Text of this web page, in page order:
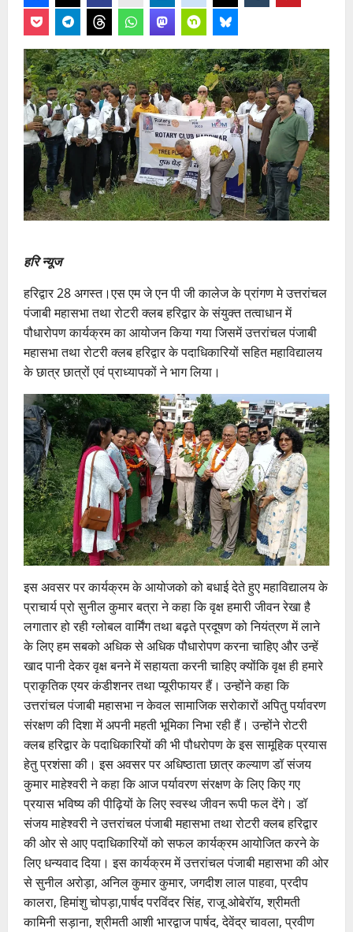
हरि न्यूज
हरिद्वार 28 अगस्त।एस एम जे एन पी जी कालेज के प्रांगण मे उत्तरांचल
पंजाबी महासभा तथा रोटरी क्लब हरिद्वार के संयुक्त तत्वाधान में
पौधारोपण कार्यक्रम का आयोजन किया गया जिसमें उत्तरांचल पंजाबी
महासभा तथा रोटरी क्लब हरिद्वार के पदाधिकारियों सहित महाविद्यालय
के छात्र छात्रों एवं प्राध्यापकों ने भाग लिया।
इस अवसर पर कार्यक्रम के आयोजको को बधाई देते हुए महाविद्यालय के
प्राचार्य प्रो सुनील कुमार बत्रा ने कहा कि वृक्ष हमारी जीवन रेखा है
लगातार हो रही ग्लोबल वार्मिंग तथा बढ़ते प्रदूषण को नियंत्रण में लाने
के लिए हम सबको अधिक से अधिक पौधारोपण करना चाहिए और उन्हें
खाद पानी देकर वृक्ष बनने में सहायता करनी चाहिए क्योंकि वृक्ष ही हमारे
प्राकृतिक एयर कंडीशनर तथा प्यूरीफायर हैं। उन्होंने कहा कि
उत्तरांचल पंजाबी महासभा न केवल सामाजिक सरोकारों अपितु पर्यावरण
संरक्षण की दिशा में अपनी महती भूमिका निभा रही हैं। उन्होंने रोटरी
क्लब हरिद्वार के पदाधिकारियों की भी पौधरोपण के इस सामूहिक प्रयास
हेतु प्रशंसा की। इस अवसर पर अधिष्ठाता छात्र कल्याण डॉ संजय
कुमार माहेश्वरी ने कहा कि आज पर्यावरण संरक्षण के लिए किए गए
प्रयास भविष्य की पीढ़ियों के लिए स्वस्थ जीवन रूपी फल देंगे। डॉ
संजय माहेश्वरी ने उत्तरांचल पंजाबी महासभा तथा रोटरी क्लब हरिद्वार
की ओर से आए पदाधिकारियों को सफल कार्यक्रम आयोजित करने के
लिए धन्यवाद दिया। इस कार्यक्रम में उत्तरांचल पंजाबी महासभा की ओर
से सुनील अरोड़ा, अनिल कुमार कुमार, जगदीश लाल पाहवा, प्रदीप
कालरा, हिमांशु चोपड़ा,पार्षद परविंदर सिंह, राजू ओबेरॉय, श्रीमती
कामिनी सड़ाना, श्रीमती आशी भारद्वाज पार्षद, देवेंद्र चावला, प्रवीण